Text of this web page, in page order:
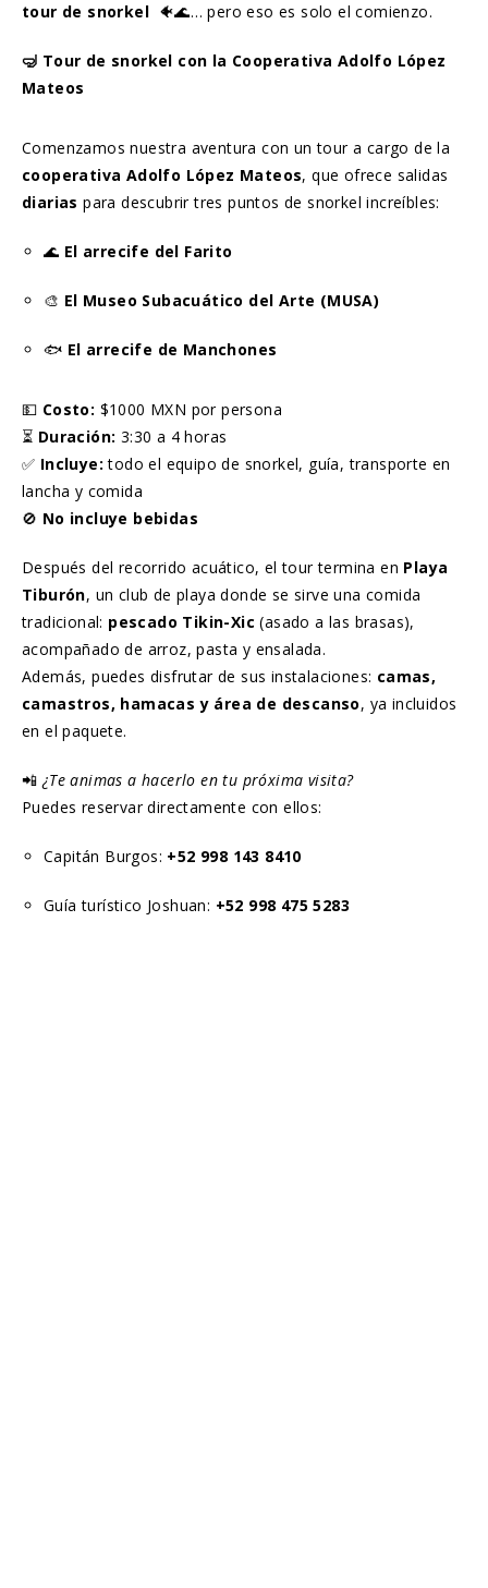
tour de snorkel 🐠🌊… pero eso es solo el comienzo.
🤿 Tour de snorkel con la Cooperativa Adolfo López
Mateos
Comenzamos nuestra aventura con un tour a cargo de la
cooperativa Adolfo López Mateos, que ofrece salidas
diarias para descubrir tres puntos de snorkel increíbles:
🌊 El arrecife del Farito
🎨 El Museo Subacuático del Arte (MUSA)
🐟 El arrecife de Manchones
💵 Costo: $1000 MXN por persona
⏳ Duración: 3:30 a 4 horas
✅ Incluye: todo el equipo de snorkel, guía, transporte en
lancha y comida
🚫 No incluye bebidas
Después del recorrido acuático, el tour termina en Playa
Tiburón, un club de playa donde se sirve una comida
tradicional: pescado Tikin-Xic (asado a las brasas),
acompañado de arroz, pasta y ensalada.
Además, puedes disfrutar de sus instalaciones: camas,
camastros, hamacas y área de descanso, ya incluidos
en el paquete.
📲 ¿Te animas a hacerlo en tu próxima visita?
Puedes reservar directamente con ellos:
Capitán Burgos: +52 998 143 8410
Guía turístico Joshuan: +52 998 475 5283